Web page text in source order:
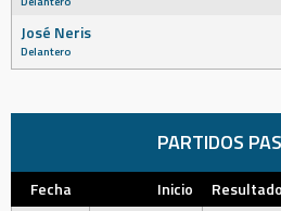
José Neris
Delantero
PARTIDOS
Fecha Inicio